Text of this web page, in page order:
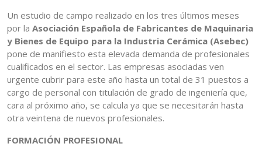
Un estudio de campo realizado en los tres últimos meses
por la Asociación Española de Fabricantes de Maquinaria
y Bienes de Equipo para la Industria Cerámica (Asebec)
pone de manifiesto esta elevada demanda de profesionales
cualificados en el sector. Las empresas asociadas ven
urgente cubrir para este año hasta un total de 31 puestos a
cargo de personal con titulación de grado de ingeniería que,
cara al próximo año, se calcula ya que se necesitarán hasta
otra veintena de nuevos profesionales.
FORMACIÓN PROFESIONAL